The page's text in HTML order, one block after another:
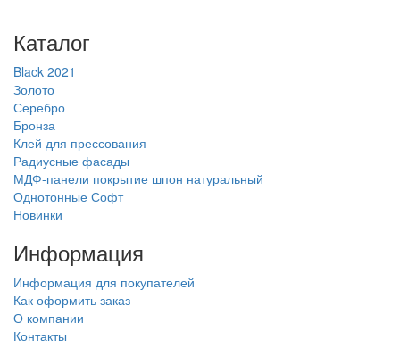
Каталог
Black 2021
Золото
Серебро
Бронза
Клей для прессования
Радиусные фасады
МДФ-панели покрытие шпон натуральный
Однотонные Софт
Новинки
Информация
Информация для покупателей
Как оформить заказ
О компании
Контакты